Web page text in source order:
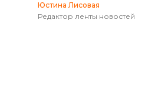
Юстина Лисовая
Редактор ленты новостей